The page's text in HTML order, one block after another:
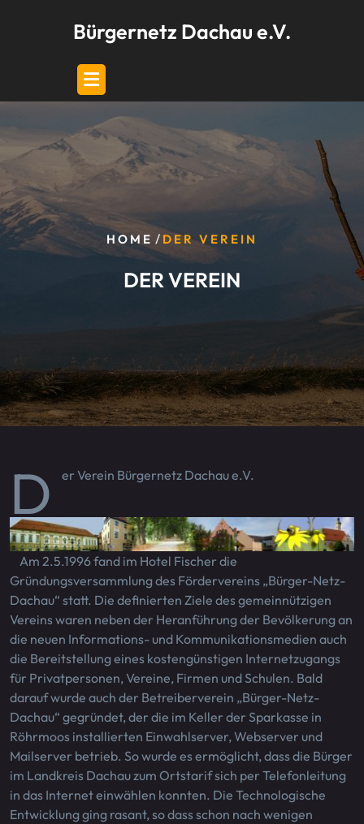
Bürgernetz Dachau e.V.
HOME / DER VEREIN
DER VEREIN
D er Verein Bürgernetz Dachau e.V.
Am 2.5.1996 fand im Hotel Fischer die
Gründungsversammlung des Fördervereins „Bürger-Netz-
Dachau“ statt. Die definierten Ziele des gemeinnützigen
Vereins waren neben der Heranführung der Bevölkerung an
die neuen Informations- und Kommunikationsmedien auch
die Bereitstellung eines kostengünstigen Internetzugangs
für Privatpersonen, Vereine, Firmen und Schulen. Bald
darauf wurde auch der Betreiberverein „Bürger-Netz-
Dachau“ gegründet, der die im Keller der Sparkasse in
Röhrmoos installierten Einwahlserver, Webserver und
Mailserver betrieb. So wurde es ermöglicht, dass die Bürger
im Landkreis Dachau zum Ortstarif sich per Telefonleitung
in das Internet einwählen konnten. Die Technologische
Entwicklung ging rasant, so dass schon nach wenigen